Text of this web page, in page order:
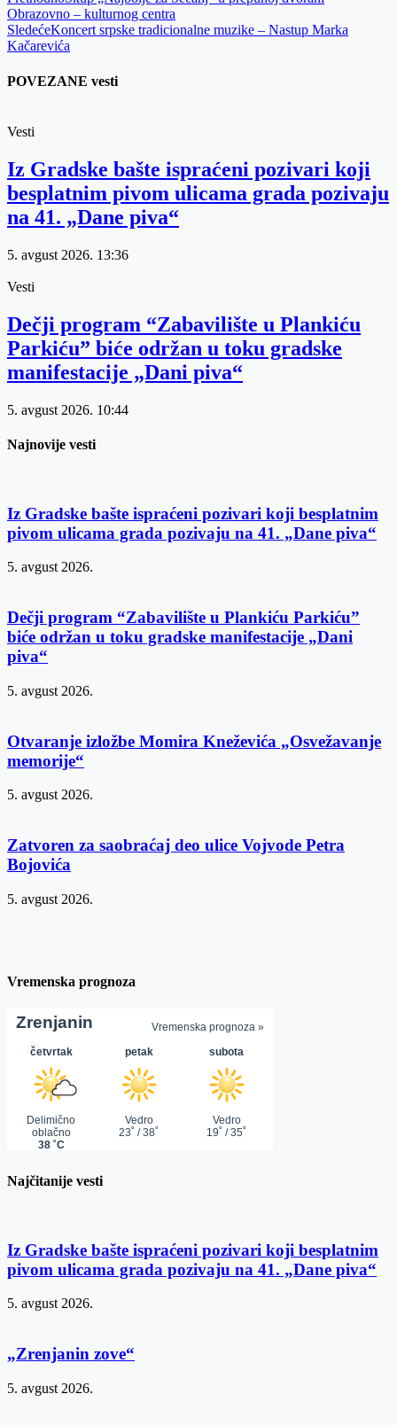
Obrazovno – kulturnog centra
SledećeKoncert srpske tradicionalne muzike – Nastup Marka
Kačarevića
POVEZANE vesti
Vesti
Iz Gradske bašte ispraćeni pozivari koji
besplatnim pivom ulicama grada pozivaju
na 41. „Dane piva“
5. avgust 2026. 13:36
Vesti
Dečji program “Zabavilište u Plankiću
Parkiću” biće održan u toku gradske
manifestacije „Dani piva“
5. avgust 2026. 10:44
Najnovije vesti
Iz Gradske bašte ispraćeni pozivari koji besplatnim
pivom ulicama grada pozivaju na 41. „Dane piva“
5. avgust 2026.
Dečji program “Zabavilište u Plankiću Parkiću”
biće održan u toku gradske manifestacije „Dani
piva“
5. avgust 2026.
Otvaranje izložbe Momira Kneževića „Osvežavanje
memorije“
5. avgust 2026.
Zatvoren za saobraćaj deo ulice Vojvode Petra
Bojovića
5. avgust 2026.
Vremenska prognoza
Najčitanije vesti
Iz Gradske bašte ispraćeni pozivari koji besplatnim
pivom ulicama grada pozivaju na 41. „Dane piva“
5. avgust 2026.
„Zrenjanin zove“
5. avgust 2026.